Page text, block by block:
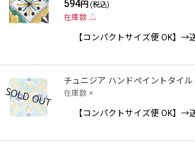
594円 (税込)
在庫数 △
【コンパクトサイズ便 OK】
チュニジア ハンドペイントタイ
在庫数 ×
【コンパクトサイズ便 OK】